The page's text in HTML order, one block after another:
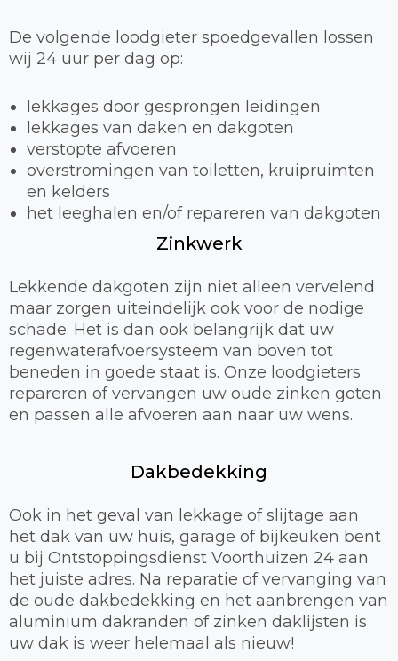
De volgende loodgieter spoedgevallen lossen
wij 24 uur per dag op:
lekkages door gesprongen leidingen
lekkages van daken en dakgoten
verstopte afvoeren
overstromingen van toiletten, kruipruimten
en kelders
het leeghalen en/of repareren van dakgoten
Zinkwerk
Lekkende dakgoten zijn niet alleen vervelend
maar zorgen uiteindelijk ook voor de nodige
schade. Het is dan ook belangrijk dat uw
regenwaterafvoersysteem van boven tot
beneden in goede staat is. Onze loodgieters
repareren of vervangen uw oude zinken goten
en passen alle afvoeren aan naar uw wens.
Dakbedekking
Ook in het geval van lekkage of slijtage aan
het dak van uw huis, garage of bijkeuken bent
u bij Ontstoppingsdienst Voorthuizen 24 aan
het juiste adres. Na reparatie of vervanging van
de oude dakbedekking en het aanbrengen van
aluminium dakranden of zinken daklijsten is
uw dak is weer helemaal als nieuw!